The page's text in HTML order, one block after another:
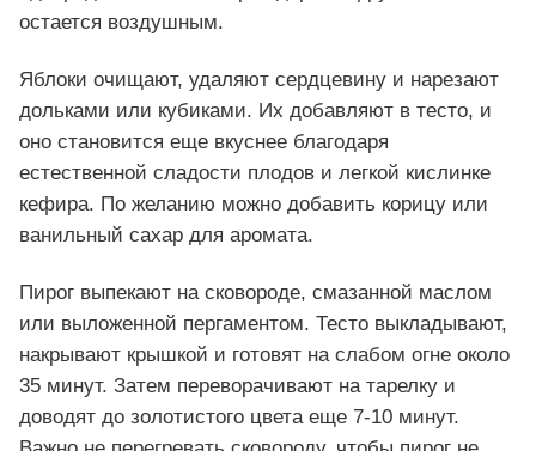
остается воздушным.
Яблоки очищают, удаляют сердцевину и нарезают
дольками или кубиками. Их добавляют в тесто, и
оно становится еще вкуснее благодаря
естественной сладости плодов и легкой кислинке
кефира. По желанию можно добавить корицу или
ванильный сахар для аромата.
Пирог выпекают на сковороде, смазанной маслом
или выложенной пергаментом. Тесто выкладывают,
накрывают крышкой и готовят на слабом огне около
35 минут. Затем переворачивают на тарелку и
доводят до золотистого цвета еще 7-10 минут.